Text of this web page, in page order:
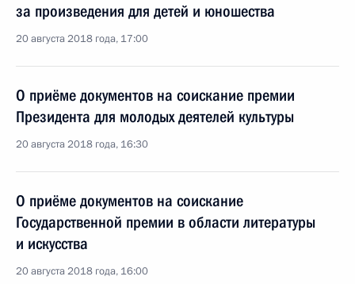
за произведения для детей и юношества
20 августа 2018 года, 17:00
О приёме документов на соискание премии
Президента для молодых деятелей культуры
20 августа 2018 года, 16:30
О приёме документов на соискание
Государственной премии в области литературы
и искусства
20 августа 2018 года, 16:00